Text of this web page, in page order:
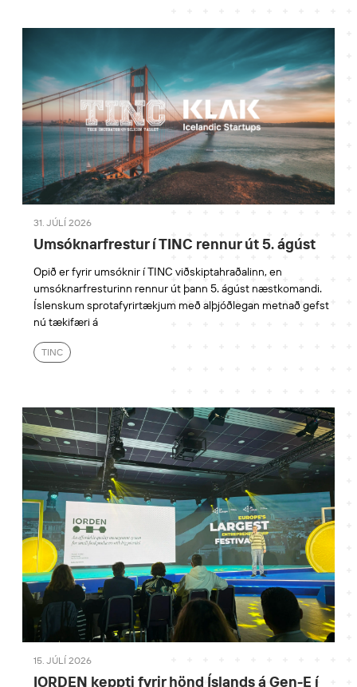
31. JÚLÍ 2026
Umsóknarfrestur í TINC rennur út 5. ágúst
Opið er fyrir umsóknir í TINC viðskiptahraðalinn, en
umsóknarfresturinn rennur út þann 5. ágúst næstkomandi.
Íslenskum sprotafyrirtækjum með alþjóðlegan metnað gefst
nú tækifæri á
TINC
15. JÚLÍ 2026
IORDEN keppti fyrir hönd Íslands á Gen-E í